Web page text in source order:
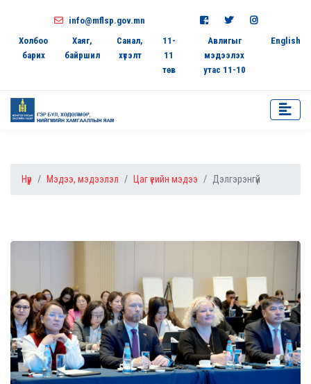
info@mflsp.gov.mn
Холбоо
барих
Хаяг,
байршил
Санал,
хүсэлт
11-
11
төв
Авлигыг
мэдээлэх
утас 11-10
English
Нүүр Мэдээ, мэдээлэл Цаг үеийн мэдээ Дэлгэрэнгүй